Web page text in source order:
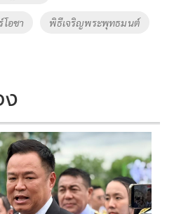
อชา พิธีเจริญพระพุทธมนต์